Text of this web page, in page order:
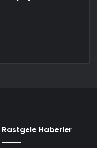
Rastgele Haberler